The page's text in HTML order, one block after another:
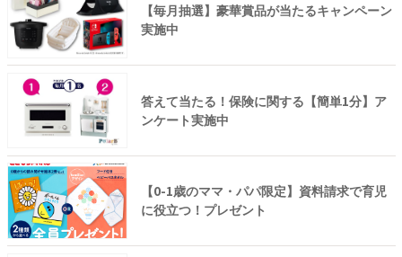
【毎月抽選】豪華賞品が当たるキャンペーン
実施中
答えて当たる！保険に関する【簡単1分】ア
ンケート実施中
【0-1歳のママ・パパ限定】資料請求で育児
に役立つ！プレゼント